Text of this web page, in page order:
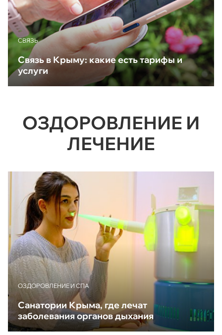
CВЯЗЬ
Связь в Крыму: какие есть тарифы и
услуги
ОЗДОРОВЛЕНИЕ И
ЛЕЧЕНИЕ
ОЗДОРОВЛЕНИЕ И СПА
Санатории Крыма, где лечат
заболевания органов дыхания